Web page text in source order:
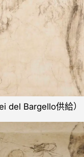
del Bargello供給）